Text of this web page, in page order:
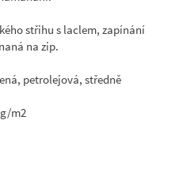
střihu s laclem, zapínání
na zip.
petrolejová, středně
m2